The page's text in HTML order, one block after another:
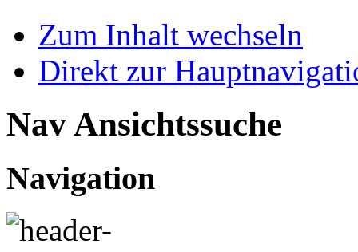
Zum Inhalt wechseln
Direkt zur
Nav Ansichtssuche
Navigation